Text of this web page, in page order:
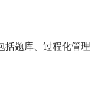
括题库、过程化管理